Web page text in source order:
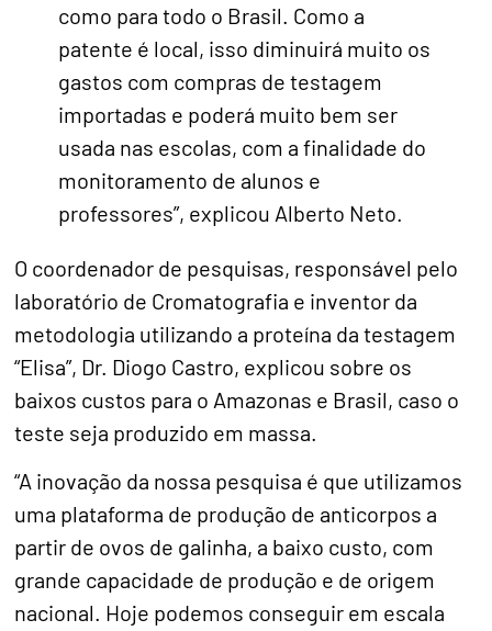
como para todo o Brasil. Como a
patente é local, isso diminuirá muito os
gastos com compras de testagem
importadas e poderá muito bem ser
usada nas escolas, com a finalidade do
monitoramento de alunos e
professores”, explicou Alberto Neto.
O coordenador de pesquisas, responsável pelo
laboratório de Cromatografia e inventor da
metodologia utilizando a proteína da testagem
“Elisa”, Dr. Diogo Castro, explicou sobre os
baixos custos para o Amazonas e Brasil, caso o
teste seja produzido em massa.
“A inovação da nossa pesquisa é que utilizamos
uma plataforma de produção de anticorpos a
partir de ovos de galinha, a baixo custo, com
grande capacidade de produção e de origem
nacional. Hoje podemos conseguir em escala